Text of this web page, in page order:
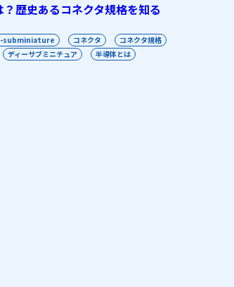
歴史あるコネクタ規格を知る
subminiature コネクタ
コネクタ規格
ディーサブミニチュア 半導体とは